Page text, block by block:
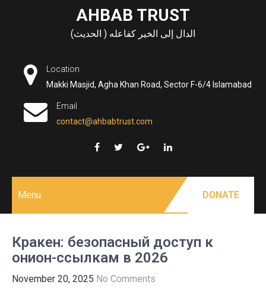
AHBAB TRUST
الدال إلى الخير كفاعله ( الحديث)
Location
Makki Masjid, Agha Khan Road, Sector F-6/4 Islamabad
Email
contact@ahbabtrust.com
Menu DONATE
Кракен: безопасный доступ к
онион-ссылкам в 2026
November 20, 2025 No Comments